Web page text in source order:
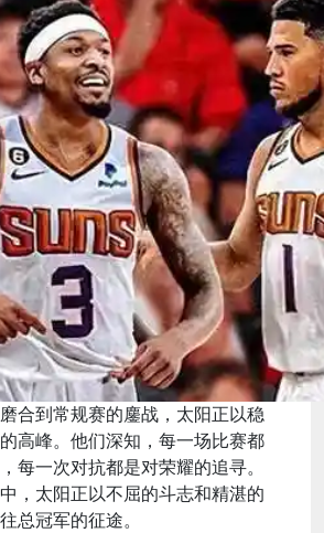
合到常规赛的鏖战，太阳正以稳
高峰。他们深知，每一场比赛都
每一次对抗都是对荣耀的追寻。
，太阳正以不屈的斗志和精湛的
总冠军的征途。